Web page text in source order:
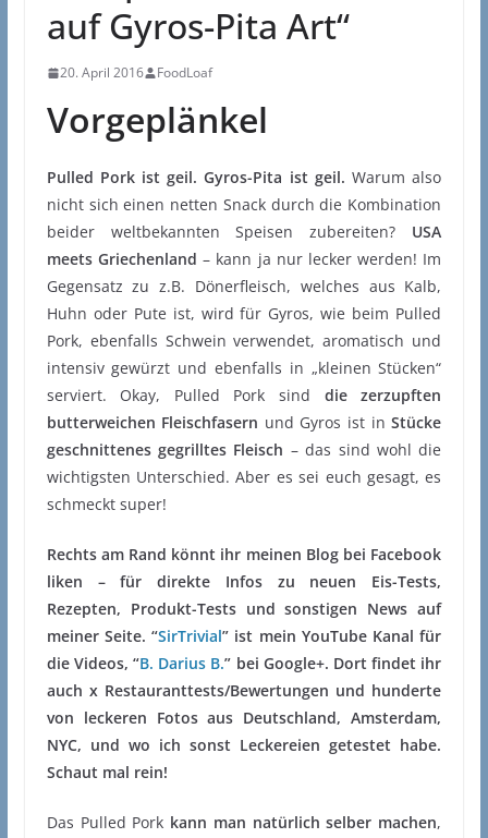
auf Gyros-Pita Art“
20. April 2016 FoodLoaf
Vorgeplänkel
Pulled Pork ist geil. Gyros-Pita ist geil. Warum also
nicht sich einen netten Snack durch die Kombination
beider weltbekannten Speisen zubereiten? USA
meets Griechenland – kann ja nur lecker werden! Im
Gegensatz zu z.B. Dönerfleisch, welches aus Kalb,
Huhn oder Pute ist, wird für Gyros, wie beim Pulled
Pork, ebenfalls Schwein verwendet, aromatisch und
intensiv gewürzt und ebenfalls in „kleinen Stücken“
serviert. Okay, Pulled Pork sind die zerzupften
butterweichen Fleischfasern und Gyros ist inStücke
geschnittenes gegrilltes Fleisch – das sind wohl die
wichtigsten Unterschied. Aber es sei euch gesagt, es
schmeckt super!
Rechts am Rand könnt ihr meinen Blog bei Facebook
liken – für direkte Infos zu neuen Eis-Tests,
Rezepten, Produkt-Tests und sonstigen News auf
meiner Seite. “SirTrivial” ist mein YouTube Kanal für
die Videos, “B. Darius B.” bei Google+. Dort findet ihr
auch x Restauranttests/Bewertungen und hunderte
von leckeren Fotos aus Deutschland, Amsterdam,
NYC, und wo ich sonst Leckereien getestet habe.
Schaut mal rein!
Das Pulled Pork kann man natürlich selber machen,